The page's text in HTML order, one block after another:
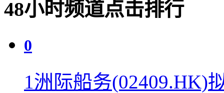
48小时频道点击排行
0
1洲际船务(02409.HK)